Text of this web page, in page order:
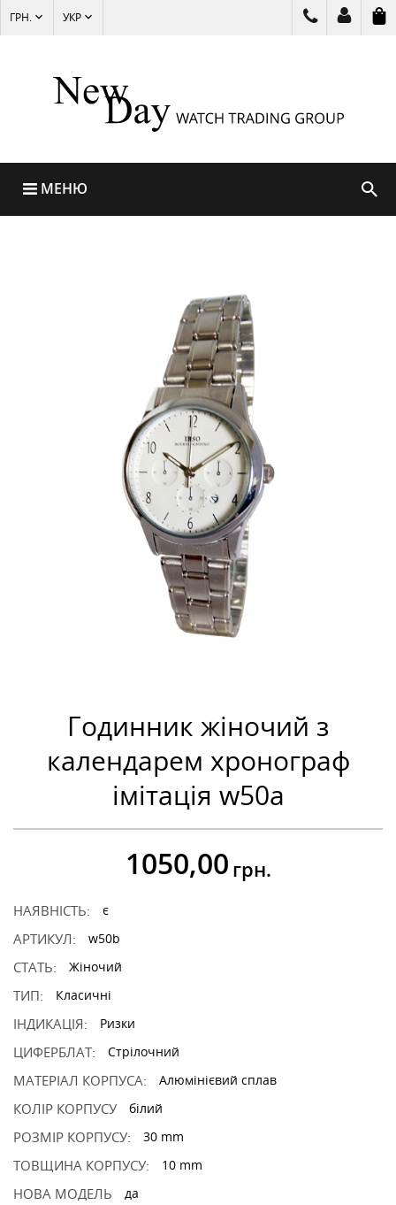
ГРН. УКР
МЕНЮ
Годинник жіночий з
календарем хронограф
імітація w50a
1050,00 грн.
НАЯВНІСТЬ: є
АРТИКУЛ: w50b
СТАТЬ: Жіночий
ТИП: Класичні
ІНДИКАЦІЯ: Ризки
ЦИФЕРБЛАТ: Стрілочний
МАТЕРІАЛ КОРПУСА: Алюмінієвий сплав
КОЛІР КОРПУСУ білий
РОЗМІР КОРПУСУ: 30 mm
ТОВЩИНА КОРПУСУ: 10 mm
НОВА МОДЕЛЬ да